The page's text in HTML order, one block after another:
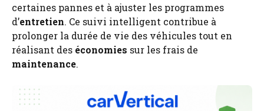
certaines pannes et à ajuster les programmes
d’entretien. Ce suivi intelligent contribue à
prolonger la durée de vie des véhicules tout en
réalisant des économies sur les frais de
maintenance.